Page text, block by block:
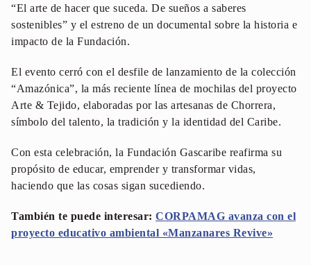
“El arte de hacer que suceda. De sueños a saberes
sostenibles” y el estreno de un documental sobre la historia e
impacto de la Fundación.
El evento cerró con el desfile de lanzamiento de la colección
“Amazónica”, la más reciente línea de mochilas del proyecto
Arte & Tejido, elaboradas por las artesanas de Chorrera,
símbolo del talento, la tradición y la identidad del Caribe.
Con esta celebración, la Fundación Gascaribe reafirma su
propósito de educar, emprender y transformar vidas,
haciendo que las cosas sigan sucediendo.
También te puede interesar: CORPAMAG avanza con el
proyecto educativo ambiental «Manzanares Revive»